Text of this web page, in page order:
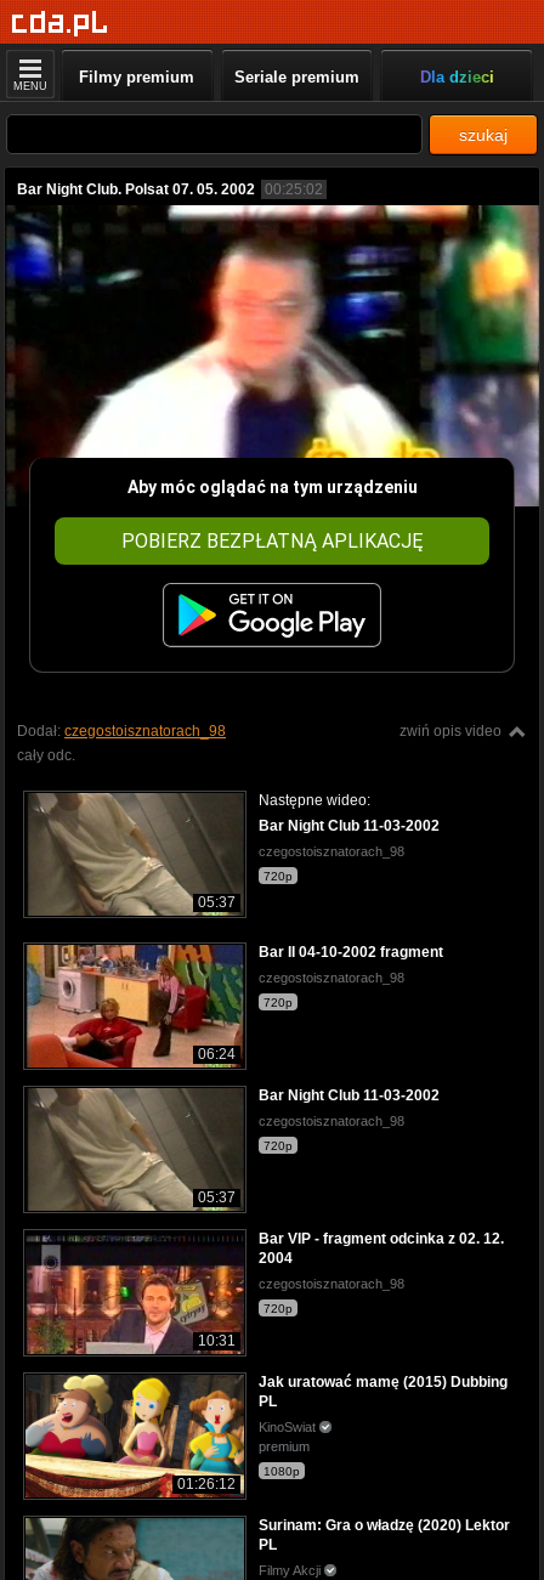
MENU Filmy premium Seriale premium Dla dzieci
szukaj
Bar Night Club. Polsat 07. 05. 2002 00:25:02
Aby móc oglądać na tym urządzeniu
POBIERZ BEZPŁATNĄ APLIKACJĘ
zwiń opis video
Dodał: czegostoisznatorach_98
cały odc.
05:37
Następne wideo:
Bar Night Club 11-03-2002
czegostoisznatorach_98
720p
06:24
Bar II 04-10-2002 fragment
czegostoisznatorach_98
720p
05:37
Bar Night Club 11-03-2002
czegostoisznatorach_98
720p
10:31
Bar VIP - fragment odcinka z 02. 12.
2004
czegostoisznatorach_98
720p
01:26:12
Jak uratować mamę (2015) Dubbing
PL
KinoSwiat
premium
1080p
Surinam: Gra o władzę (2020) Lektor
PL
Filmy Akcji